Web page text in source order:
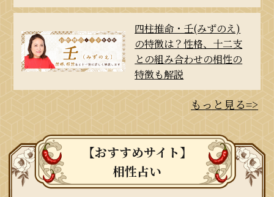
四柱推命・壬(みずのえ)
の特徴は？性格、十二支
との組み合わせの相性の
特徴も解説
もっと見る=>
【おすすめサイト】
相性占い